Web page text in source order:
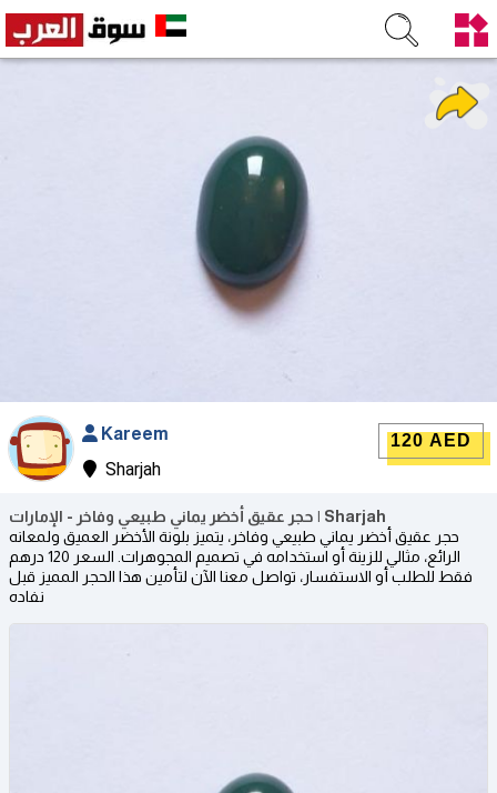
Kareem
Sharjah
120 AED
حجر عقيق أخضر يماني طبيعي وفاخر - الإمارات | Sharjah
حجر عقيق أخضر يماني طبيعي وفاخر، يتميز بلونة الأخضر العميق ولمعانه
الرائع، مثالي للزينة أو استخدامه في تصميم المجوهرات. السعر 120 درهم
فقط للطلب أو الاستفسار، تواصل معنا الآن لتأمين هذا الحجر المميز قبل
نفاده